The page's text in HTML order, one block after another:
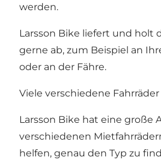
werden.
Larsson Bike liefert und holt
gerne ab, zum Beispiel an
oder an der Fähre.
Viele verschiedene
Larsson Bike hat eine große
verschiedenen
helfen, genau den Typ zu